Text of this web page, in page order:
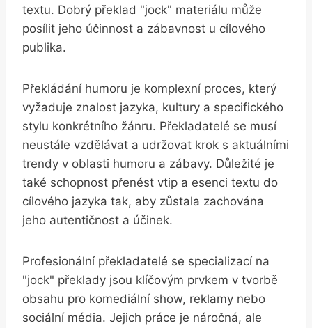
textu.​ Dobrý překlad "jock" materiálu může
posílit⁢ jeho účinnost a ⁣zábavnost u cílového
publika.
Překládání humoru je komplexní proces,‍ který
vyžaduje⁣ znalost jazyka, kultury a specifického‍
stylu konkrétního žánru. Překladatelé se musí
neustále vzdělávat ​a udržovat‍ krok ‌s aktuálními
trendy v oblasti humoru a zábavy.⁣ Důležité je
také schopnost přenést vtip a ​esenci⁢ textu do
cílového jazyka tak, ‍aby zůstala zachována
jeho autentičnost a účinek.
Profesionální ‍překladatelé se specializací na ⁤
"jock" překlady jsou klíčovým prvkem v⁤ tvorbě
obsahu pro komediální show, reklamy nebo
sociální ‌média. Jejich práce je náročná, ale